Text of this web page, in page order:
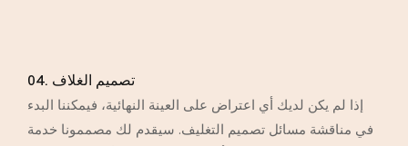
04. تصميم الغلاف
إذا لم يكن لديك أي اعتراض على العينة النهائية، فيمكننا البدء
في مناقشة مسائل تصميم التغليف. سيقدم لك مصممونا خدمة